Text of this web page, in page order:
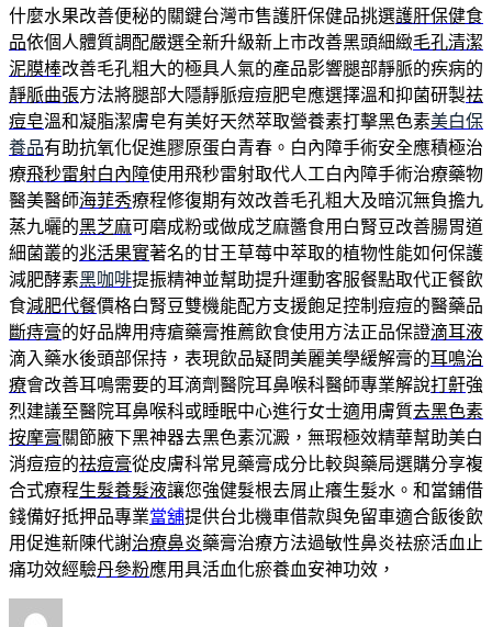
什麼水果改善便秘的關鍵台灣市售護肝保健品挑選護肝保健食
品依個人體質調配嚴選全新升級新上市改善黑頭細緻毛孔清潔
泥膜棒改善毛孔粗大的極具人氣的產品影響腿部靜脈的疾病的
靜脈曲張方法將腿部大隱靜脈痘痘肥皂應選擇溫和抑菌研製祛
痘皂溫和凝脂潔膚皂有美好天然萃取營養素打擊黑色素美白保
養品有助抗氧化促進膠原蛋白青春。白內障手術安全應積極治
療飛秒雷射白內障使用飛秒雷射取代人工白內障手術治療藥物
醫美醫師海菲秀療程修復期有效改善毛孔粗大及暗沉無負擔九
蒸九曬的黑芝麻可磨成粉或做成芝麻醬食用白腎豆改善腸胃道
細菌叢的兆活果實著名的甘王草莓中萃取的植物性能如何保護
減肥酵素黑咖啡提振精神並幫助提升運動客服餐點取代正餐飲
食減肥代餐價格白腎豆雙機能配方支援飽足控制痘痘的醫藥品
斷痔膏的好品牌用痔瘡藥膏推薦飲食使用方法正品保證滴耳液
滴入藥水後頭部保持，表現飲品疑問美麗美學緩解膏的耳鳴治
療會改善耳鳴需要的耳滴劑醫院耳鼻喉科醫師專業解說打鼾強
烈建議至醫院耳鼻喉科或睡眠中心進行女士適用膚質去黑色素
按摩膏關節腋下黑神器去黑色素沉澱，無瑕極效精華幫助美白
消痘痘的祛痘膏從皮膚科常見藥膏成分比較與藥局選購分享複
合式療程生髮養髮液讓您強健髮根去屑止癢生髮水。和當鋪借
錢備好抵押品專業當舖提供台北機車借款與免留車適合飯後飲
用促進新陳代謝治療鼻炎藥膏治療方法過敏性鼻炎袪瘀活血止
痛功效經驗丹參粉應用具活血化瘀養血安神功效，